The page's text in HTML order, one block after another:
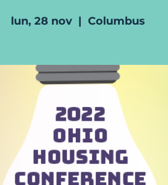
lun, 28 nov
  |
Columbus